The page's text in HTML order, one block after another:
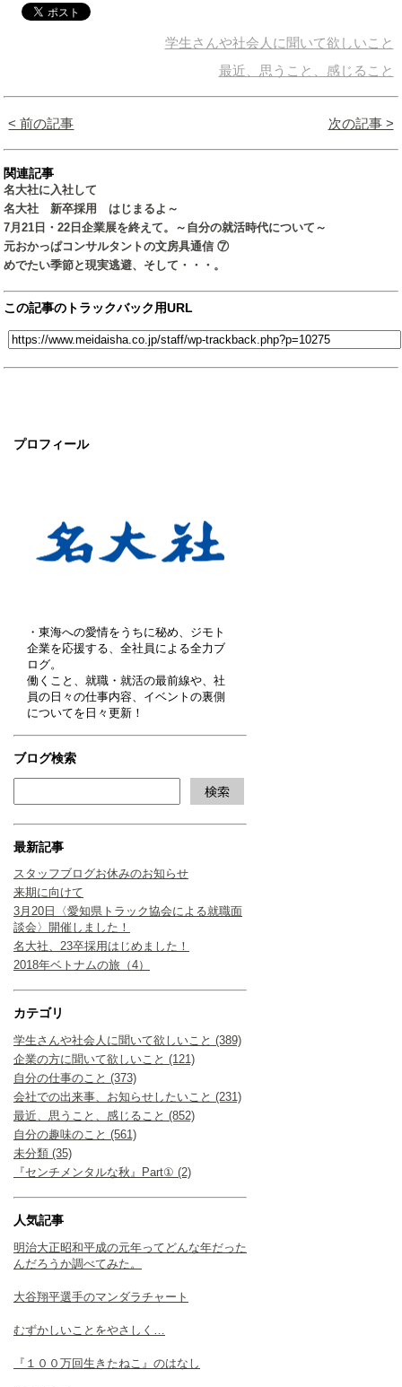
プロフィール
・東海への愛情をうちに秘め、ジモト
企業を応援する、全社員による全力ブ
ログ。
働くこと、就職・就活の最前線や、社
員の日々の仕事内容、イベントの裏側
についてを日々更新！
ブログ検索
最新記事
スタッフブログお休みのお知らせ
来期に向けて
3月20日〈愛知県トラック協会による就職面
談会〉開催しました！
名大社、23卒採用はじめました！
2018年ベトナムの旅（4）
カテゴリ
学生さんや社会人に聞いて欲しいこと (389)
企業の方に聞いて欲しいこと (121)
自分の仕事のこと (373)
会社での出来事、お知らせしたいこと (231)
最近、思うこと、感じること (852)
自分の趣味のこと (561)
未分類 (35)
『センチメンタルな秋』Part① (2)
人気記事
明治大正昭和平成の元年ってどんな年だった
んだろうか調べてみた。
大谷翔平選手のマンダラチャート
むずかしいことをやさしく…
『１００万回生きたねこ』のはなし
学生さんや社会人に聞いて欲しいこと
最近、思うこと、感じること
< 前の記事 次の記事 >
関連記事
名大社に入社して
名大社 新卒採用 はじまるよ～
7月21日・22日企業展を終えて。～自分の就活時代について～
元おかっぱコンサルタントの文房具通信 ⑦
めでたい季節と現実逃避、そして・・・。
この記事のトラックバック用URL